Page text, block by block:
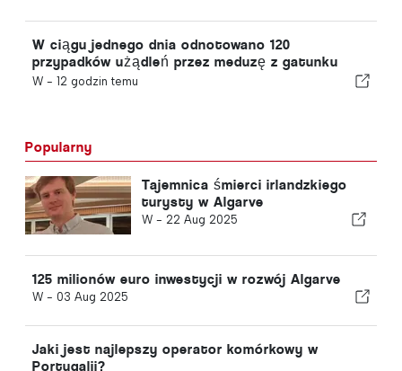
W ciągu jednego dnia odnotowano 120
przypadków użądleń przez meduzę z gatunku
„portugalska meduza”
W - 12 godzin temu
Popularny
Tajemnica śmierci irlandzkiego
turysty w Algarve
W - 22 Aug 2025
125 milionów euro inwestycji w rozwój Algarve
W - 03 Aug 2025
Jaki jest najlepszy operator komórkowy w
Portugalii?